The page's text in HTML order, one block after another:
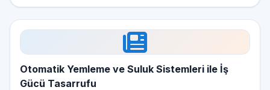
Otomatik Yemleme ve Suluk Sistemleri ile İş
Gücü Tasarrufu